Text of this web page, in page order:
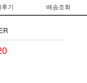
기 배송조회